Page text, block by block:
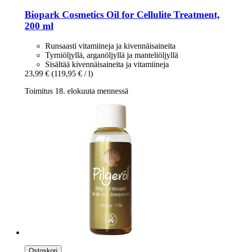
Biopark Cosmetics Oil for Cellulite Treatment,
200 ml
Runsaasti vitamiineja ja kivennäisaineita
Tyrniöljyllä, arganöljyllä ja manteliöljyllä
Sisältää kivennäisaineita ja vitamiineja
23,99 € (119,95 € / l)
Toimitus 18. elokuuta mennessä